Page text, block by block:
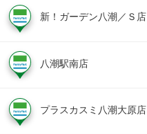
新！ガーデン八潮／Ｓ店
八潮駅南店
プラスカスミ八潮大原店